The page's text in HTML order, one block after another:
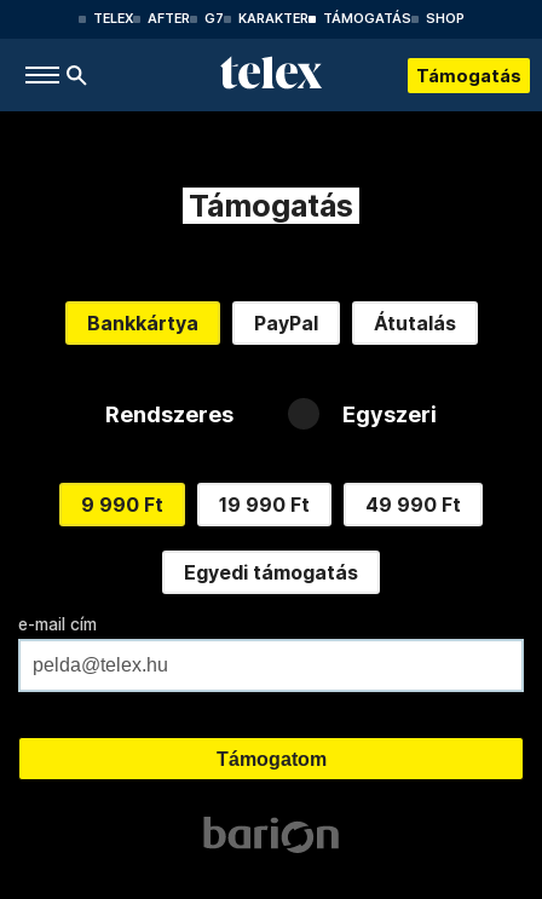
TELEX AFTER G7 KARAKTER TÁMOGATÁS SHOP
Támogatás
Támogatás
Bankkártya PayPal Átutalás
Rendszeres Egyszeri
9 990 Ft 19 990 Ft 49 990 Ft
Egyedi támogatás
e-mail cím